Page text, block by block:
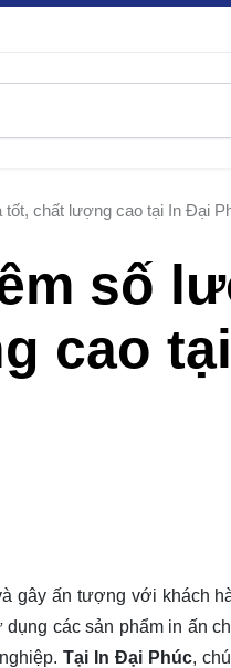
chất lượng cao tại In Đại
số
cao
gây ấn tượng với khách
các sản phẩm in ấn
Tại In Đại Phúc,